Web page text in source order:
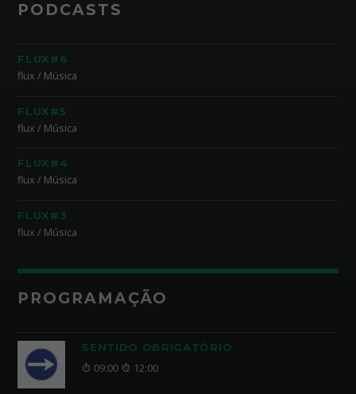
PODCASTS
FLUX#6
flux / Música
FLUX#5
flux / Música
FLUX#4
flux / Música
FLUX#3
flux / Música
PROGRAMAÇÃO
SENTIDO OBRIGATÓRIO
09:00 12:00